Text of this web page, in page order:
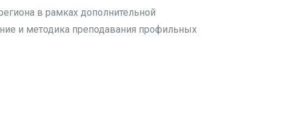
в рамках дополнительной
и методика преподавания профильных